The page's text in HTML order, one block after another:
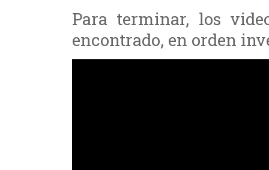
Para terminar, los
encontrado, en orden